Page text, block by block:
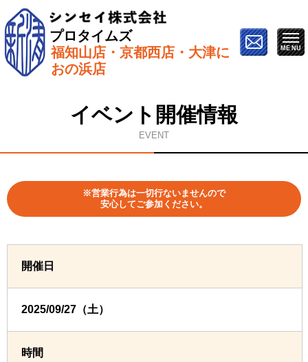
プロタイムズ
福知山店・京都西店・大津に
おの浜店
ホーム»イベント情報»9月27日【福知山市で開催】塗
り替え勉強会
イベント開催情報
EVENT
※営業行為は一切行ないませんので
安心してご参加ください。
開催日
2025/09/27（土）
時間